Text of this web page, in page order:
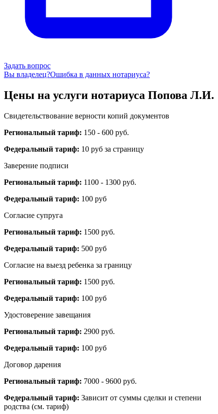
Задать вопрос
Вы владелец?Ошибка в данных нотариуса?
Цены на услуги нотариуса Попова Л.И.
Свидетельствование верности копий документов
Региональный тариф: 150 - 600 руб.
Федеральный тариф: 10 руб за страницу
Заверение подписи
Региональный тариф: 1100 - 1300 руб.
Федеральный тариф: 100 руб
Согласие супруга
Региональный тариф: 1500 руб.
Федеральный тариф: 500 руб
Согласие на выезд ребенка за границу
Региональный тариф: 1500 руб.
Федеральный тариф: 100 руб
Удостоверение завещания
Региональный тариф: 2900 руб.
Федеральный тариф: 100 руб
Договор дарения
Региональный тариф: 7000 - 9600 руб.
Федеральный тариф: Зависит от суммы сделки и степени
родства (см. тариф)